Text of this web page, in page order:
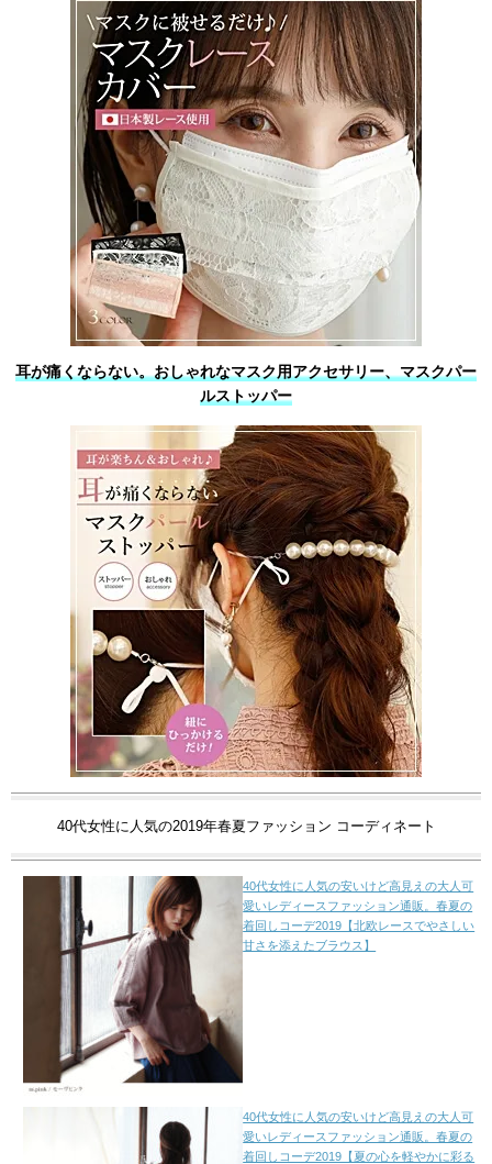
耳が痛くならない。おしゃれなマスク用アクセサリー、マスクパー
ルストッパー
40代女性に人気の2019年春夏ファッション コーディネート
40代女性に人気の安いけど高見えの大人可
愛いレディースファッション通販。春夏の
着回しコーデ2019【北欧レースでやさしい
甘さを添えたブラウス】
40代女性に人気の安いけど高見えの大人可
愛いレディースファッション通販。春夏の
着回しコーデ2019【夏の心を軽やかに彩る